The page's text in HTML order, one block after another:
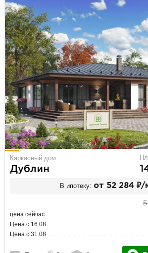
Каркасный дом
Дублин
В ипотеку: от 52 284 ₽/
цена сейчас
Цена с 16.08
Цена с 31.08